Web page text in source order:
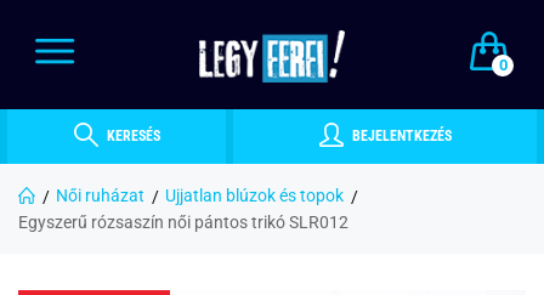
0
KERESÉS BEJELENTKEZÉS
Női ruházat
Ujjatlan blúzok és topok
Egyszerű rózsaszín női pántos trikó SLR012